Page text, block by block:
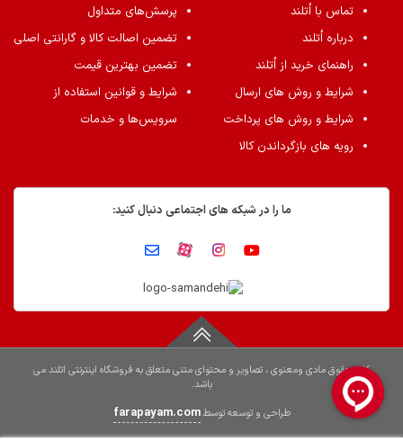
تماس با اُتلند
درباره اُتلند
راهنمای خرید از اُتلند
شرایط و روش های ارسال
شرایط و روش های پرداخت
رویه های بازگرداندن کالا
پرسش‌های متداول
تضمین اصالت کالا و گارانتی اصلی
تضمین بهترین قیمت
شرایط و قوانین استفاده از
سرویس‌ها و خدمات
ما را در شبکه های اجتماعی دنبال کنید:
کلیه حقوق مادی ومعنوی ، تصاویر و محتوای متنی متعلق به فروشگاه اینترنتی اتلند می
باشد.
طراحی و توسعه توسطfarapayam.com